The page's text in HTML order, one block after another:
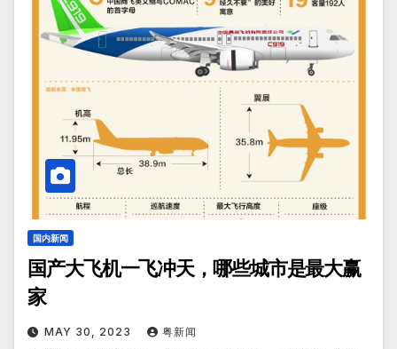
国内新闻
国产大飞机一飞冲天，哪些城市是最大赢
家
MAY 30, 2023 粤新闻